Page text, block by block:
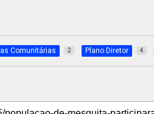
Comunitárias 2 Plano Diretor 4